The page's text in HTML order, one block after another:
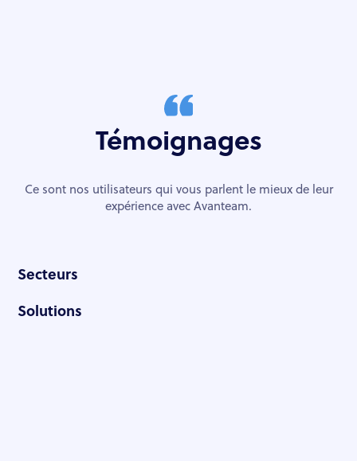
Témoignages
Ce sont nos utilisateurs qui vous parlent le mieux de leur
expérience avec Avanteam.
Secteurs
Solutions